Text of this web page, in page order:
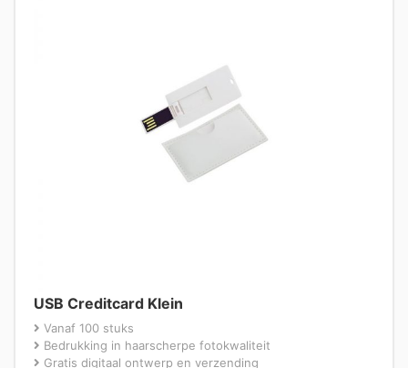
USB Creditcard Klein
Vanaf 100 stuks
Bedrukking in haarscherpe fotokwaliteit
Gratis digitaal ontwerp en verzending